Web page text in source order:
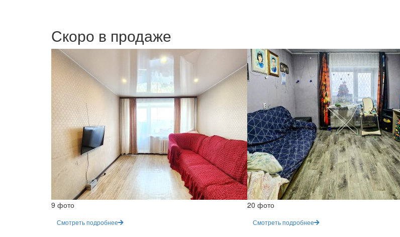
Скоро в продаже
9 фото
Смотреть подробнее
20 фото
Смотреть подробнее